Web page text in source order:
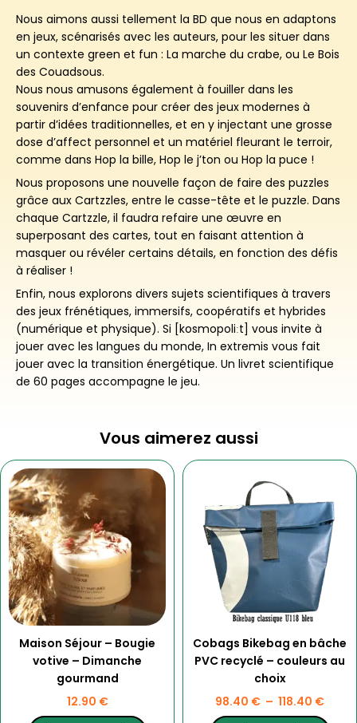
Nous aimons aussi tellement la BD que nous en adaptons
en jeux, scénarisés avec les auteurs, pour les situer dans
un contexte green et fun : La marche du crabe, ou Le Bois
des Couadsous.
Nous nous amusons également à fouiller dans les
souvenirs d’enfance pour créer des jeux modernes à
partir d’idées traditionnelles, et en y injectant une grosse
dose d’affect personnel et un matériel fleurant le terroir,
comme dans Hop la bille, Hop le j’ton ou Hop la puce !
Nous proposons une nouvelle façon de faire des puzzles
grâce aux Cartzzles, entre le casse-tête et le puzzle. Dans
chaque Cartzzle, il faudra refaire une œuvre en
superposant des cartes, tout en faisant attention à
masquer ou révéler certains détails, en fonction des défis
à réaliser !
Enfin, nous explorons divers sujets scientifiques à travers
des jeux frénétiques, immersifs, coopératifs et hybrides
(numérique et physique). Si [kosmopoliːt] vous invite à
jouer avec les langues du monde, In extremis vous fait
jouer avec la transition énergétique. Un livret scientifique
de 60 pages accompagne le jeu.
Vous aimerez aussi
Maison Séjour – Bougie
votive – Dimanche
gourmand
12.90 €
Cobags Bikebag en bâche
PVC recyclé – couleurs au
choix
98.40 € – 118.40 €
Plage
prix :
à
produit
a
plusieurs
variations.
Les
options
peuvent
être
choisies
sur
la
page
du
produit